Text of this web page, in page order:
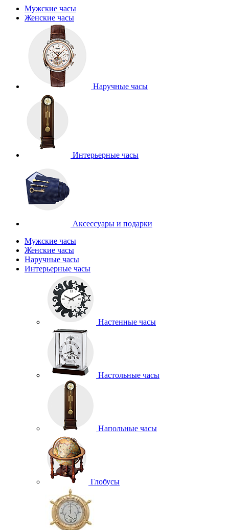
Мужские часы
Женские часы
Наручные часы
Интерьерные часы
Аксессуары и подарки
Мужские часы
Женские часы
Наручные часы
Интерьерные часы
Настенные часы
Настольные часы
Напольные часы
Глобусы